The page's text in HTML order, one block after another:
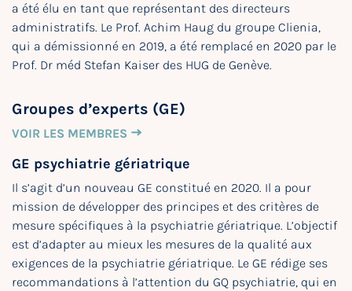
a été élu en tant que représentant des directeurs
administratifs. Le Prof. Achim Haug du groupe Clienia,
qui a démissionné en 2019, a été remplacé en 2020 par le
Prof. Dr méd Stefan Kaiser des HUG de Genève.
Groupes d’experts (GE)
VOIR LES MEMBRES
GE psychiatrie gériatrique
Il s’agit d’un nouveau GE constitué en 2020. Il a pour
mission de développer des principes et des critères de
mesure spécifiques à la psychiatrie gériatrique. L’objectif
est d’adapter au mieux les mesures de la qualité aux
exigences de la psychiatrie gériatrique. Le GE rédige ses
recommandations à l’attention du GQ psychiatrie, qui en